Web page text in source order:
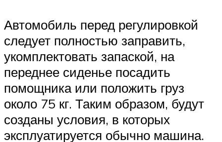
Автомобиль перед регулировкой
следует полностью заправить,
укомплектовать запаской, на
переднее сиденье посадить
помощника или положить груз
около 75 кг. Таким образом, будут
созданы условия, в которых
эксплуатируется обычно машина.